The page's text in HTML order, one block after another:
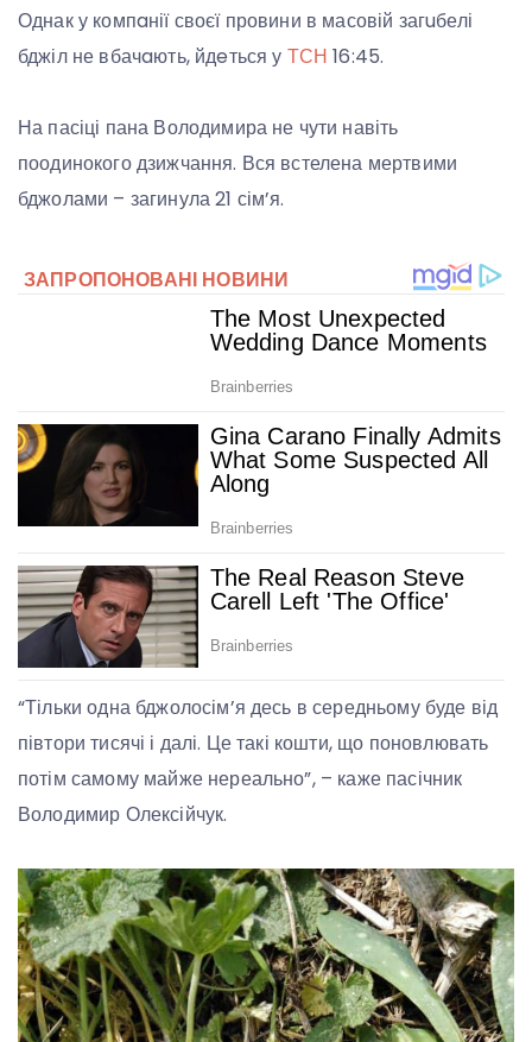
Однак у компaнії своєї провини в масовій загuбелі
бджіл не вбачaють, йдeться у ТСН 16:45.
На пасіці пана Володимира не чути навіть
поодинокого дзижчання. Вся встелена мертвими
бджолами – загинула 21 сім’я.
“Тільки одна бджолосім’я десь в середньому буде від
півтори тисячі і далі. Це такі кошти, що поновлювать
потім самому майже нереально”, – каже пасічник
Володимир Олексійчук.